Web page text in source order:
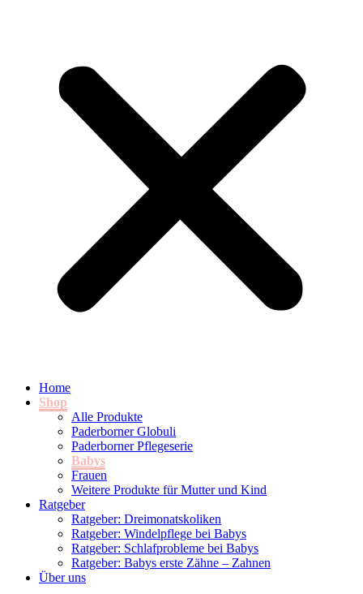
Home
Shop
Alle Produkte
Paderborner Globuli
Paderborner Pflegeserie
Babys
Frauen
Weitere Produkte für Mutter und Kind
Ratgeber
Ratgeber: Dreimonatskoliken
Ratgeber: Windelpflege bei Babys
Ratgeber: Schlafprobleme bei Babys
Ratgeber: Babys erste Zähne – Zahnen
Über uns